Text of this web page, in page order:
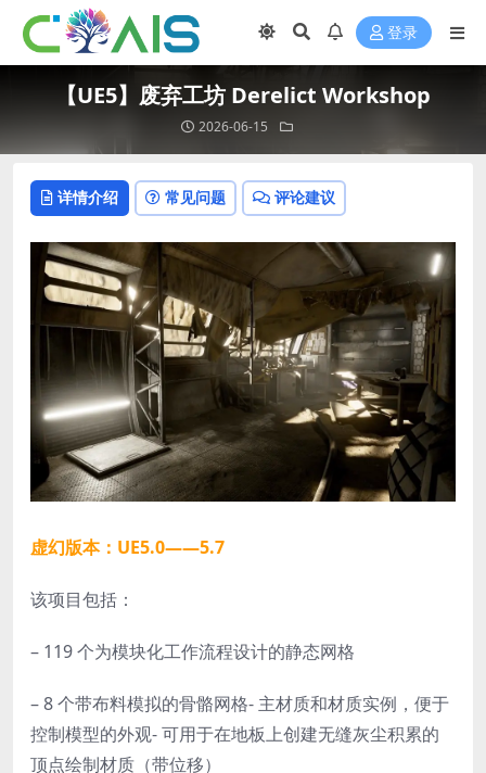
登录
【UE5】废弃工坊 Derelict Workshop
2026-06-15
详情介绍 常见问题 评论建议
虚幻版本：UE5.0——5.7
该项目包括：
– 119 个为模块化工作流程设计的静态网格
– 8 个带布料模拟的骨骼网格- 主材质和材质实例，便于
控制模型的外观- 可用于在地板上创建无缝灰尘积累的
顶点绘制材质（带位移）